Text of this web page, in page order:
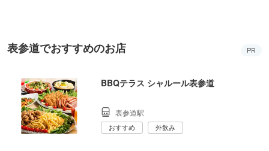
表参道でおすすめのお店 PR
BBQテラス シャルール表参道
表参道駅
おすすめ 外飲み